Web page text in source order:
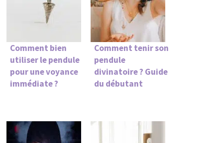
Comment bien
utiliser le pendule
pour une voyance
immédiate ?
Comment tenir son
pendule
divinatoire ? Guide
du débutant